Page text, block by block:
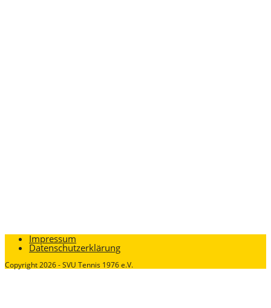
Impressum
Datenschutzerklärung
Copyright 2026 - SVU Tennis 1976 e.V.